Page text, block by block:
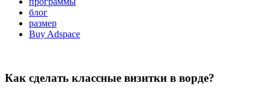
блог
размер
Buy Adspace
Как сделать классные визитки в ворде?